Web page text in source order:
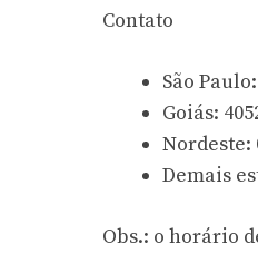
Contato
São
Goiás:
Nordeste:
Demais
Obs.: o horário